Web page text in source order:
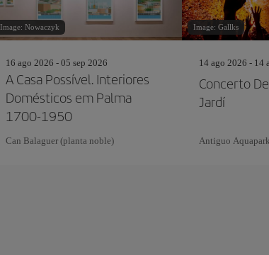
Image: Nowaczyk
16 ago 2026 - 05 sep 2026
A Casa Possível. Interiores
Domésticos em Palma
1700-1950
Can Balaguer (planta noble)
Image: Gallks
14 ago 2026 - 14
Concerto
Jardí
Antiguo Aquapark